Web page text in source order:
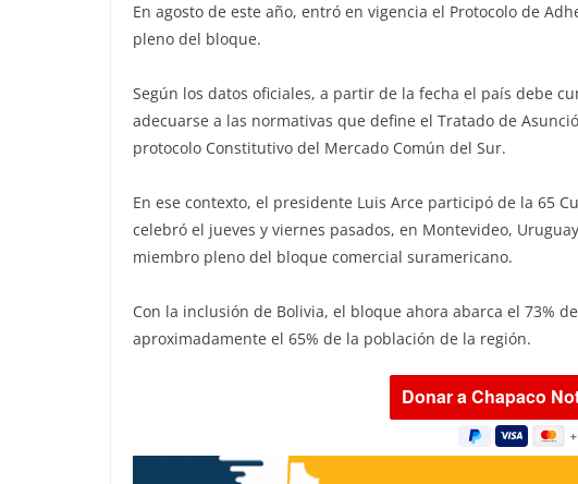
En agosto de este año, entró en vigencia el Protocolo de
pleno del bloque.
Según los datos oficiales, a partir de la fecha el país debe
adecuarse a las normativas que define el Tratado de
protocolo Constitutivo del Mercado Común del Sur.
En ese contexto, el presidente Luis Arce participó de la 65
celebró el jueves y viernes pasados, en Montevideo,
miembro pleno del bloque comercial suramericano.
Con la inclusión de Bolivia, el bloque ahora abarca el 73%
aproximadamente el 65% de la población de la región.